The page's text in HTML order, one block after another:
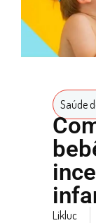
Saúde
Likluc